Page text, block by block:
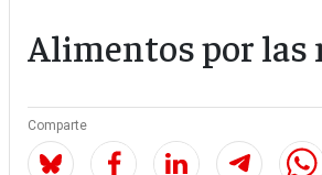
Alimentos por las
Comparte